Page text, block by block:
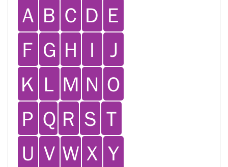
Ａ Ｂ Ｃ Ｄ Ｅ
Ｆ Ｇ Ｈ Ｉ Ｊ
Ｋ Ｌ Ｍ Ｎ Ｏ
Ｐ Ｑ Ｒ Ｓ Ｔ
Ｕ Ｖ Ｗ Ｘ Ｙ